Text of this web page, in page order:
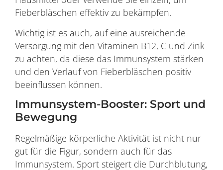
Fieberbläschen effektiv zu bekämpfen.
Wichtig ist es auch, auf eine ausreichende
Versorgung mit den Vitaminen B12, C und Zink
zu achten, da diese das Immunsystem stärken
und den Verlauf von Fieberbläschen positiv
beeinflussen können.
Immunsystem-Booster: Sport und
Bewegung
Regelmäßige körperliche Aktivität ist nicht nur
gut für die Figur, sondern auch für das
Immunsystem. Sport steigert die Durchblutung,